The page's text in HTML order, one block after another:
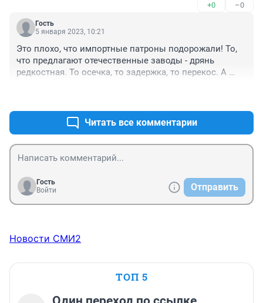
+0 –0
Гость
5 января 2023, 10:21
Это плохо, что импортные патроны подорожали! То,
что предлагают отечественные заводы - дрянь
редкостная. То осечка, то задержка, то перекос. А
доработке напильником...Читать все комментарии
Гость
Войти
Отправить
Новости СМИ2
ТОП 5